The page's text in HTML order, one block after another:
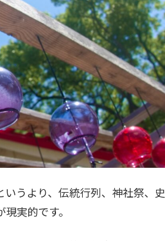
うより、伝統行列、神社祭、史
実的です。